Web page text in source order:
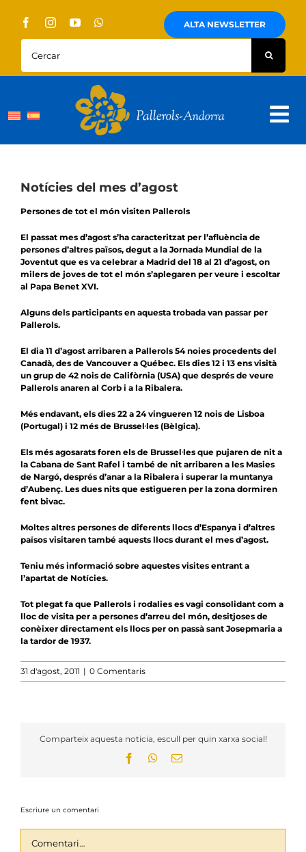
content
ALTA NEWSLETTER
Cercar:
Sobre Nosaltres
Pallerols
Visites guiades
Rutes
Territori i cultura
Notícies
Contacte
Notícies del mes d’agost
Persones de tot el món visiten Pallerols
El passat mes d’agost s’ha caracteritzat per l’afluència de
persones d’altres països, degut a la Jornada Mundial de la
Joventut que es va celebrar a Madrid del 18 al 21 d’agost, on
milers de joves de tot el món s’aplegaren per veure i escoltar
al Papa Benet XVI.
Alguns dels participants en aquesta trobada van passar per
Pallerols.
El dia 11 d’agost arribaren a Pallerols 54 noies procedents del
Canadà, des de Vancouver a Québec. Els dies 12 i 13 ens visità
un grup de 42 nois de Califòrnia (USA) que després de veure
Pallerols anaren al Corb i a la Ribalera.
Més endavant, els dies 22 a 24 vingueren 12 nois de Lisboa
(Portugal) i 12 més de Brussel·les (Bèlgica).
Els més agosarats foren els de Brussel·les que pujaren de nit a
la Cabana de Sant Rafel i també de nit arribaren a les Masies
de Nargó, després d’anar a la Ribalera i superar la muntanya
d’Aubenç. Les dues nits que estigueren per la zona dormiren
fent bivac.
Moltes altres persones de diferents llocs d’Espanya i d’altres
països visitaren també aquests llocs durant el mes d’agost.
Teniu més informació sobre aquestes visites entrant a
l’apartat de Notícies.
Tot plegat fa que Pallerols i rodalies es vagi consolidant com a
lloc de visita per a persones d’arreu del món, desitjoses de
conèixer directament els llocs per on passà sant Josepmaria a
la tardor de 1937.
31 d'agost, 2011 | 0 Comentaris
Comparteix aquesta noticia, escull per quin xarxa social!
FacebookWhatsApp
Email:
Escriure un comentari